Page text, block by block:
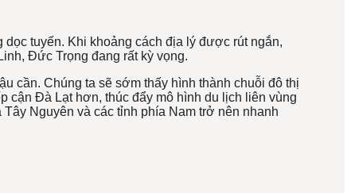
tuyến. Khi khoảng cách địa lý được rút ngắn,
Đức Trọng đang rất kỳ vọng.
cần. Chúng ta sẽ sớm thấy hình thành chuỗi đô thị
cận Đà Lạt hơn, thúc đẩy mô hình du lịch liên vùng
Nguyên và các tỉnh phía Nam trở nên nhanh